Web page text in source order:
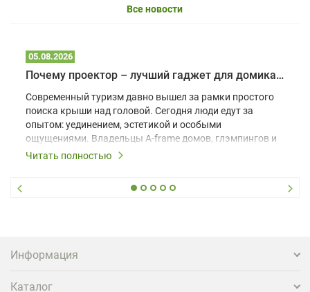
Все новости
05.08.2026
Почему проектор – лучший гаджет для домика в глэмпинге
Современный туризм давно вышел за рамки простого
поиска крыши над головой. Сегодня люди едут за
опытом: уединением, эстетикой и особыми
ощущениями. Владельцы A-frame домов, глэмпингов и
шале понимают, что конкуренция растет, и
вернуться и поделиться впечатлениями в соцсетях,
проектора.
Читать полностью
Информация
Каталог